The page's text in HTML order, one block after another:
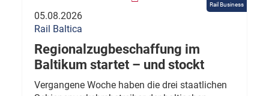
Rail Business
05.08.2026
Rail Baltica
Regionalzugbeschaffung im
Baltikum startet – und stockt
Vergangene Woche haben die drei staatlichen